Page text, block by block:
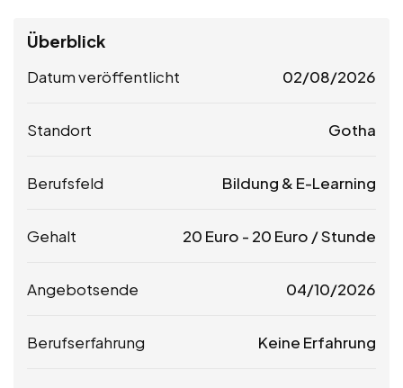
Überblick
Datum veröffentlicht 02/08/2026
Standort Gotha
Berufsfeld Bildung & E-Learning
Gehalt 20 Euro - 20 Euro / Stunde
Angebotsende 04/10/2026
Berufserfahrung Keine Erfahrung